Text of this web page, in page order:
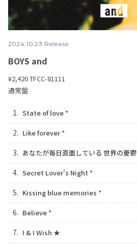
2024.10.23 Release
BOYS and
¥2,420TFCC-81111
通常盤
1. State of love *
2. Like forever *
3. あなたが毎日直面している 世界の憂鬱
4. Secret Lover's Night *
5. Kissing blue memories *
6. Believe *
7. I & I Wish ★